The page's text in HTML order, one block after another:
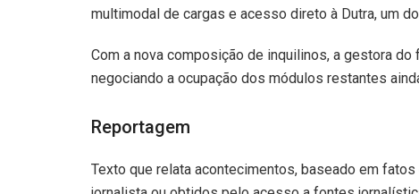
multimodal de cargas e acesso direto à Dutra, um
Com a nova composição de inquilinos, a gestora
negociando a ocupação dos módulos restantes
Reportagem
Texto que relata acontecimentos, baseado em